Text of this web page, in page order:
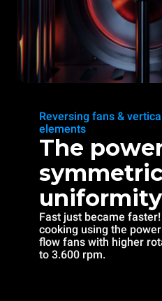
Reversing fans &
elements
The
Fast just became
cooking using the
flow fans with higher
to 3.600 rpm.